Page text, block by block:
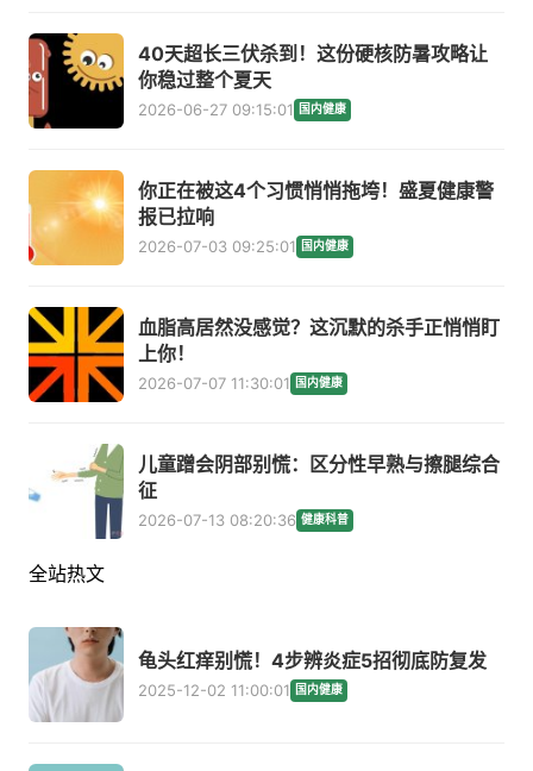
40天超长三伏杀到！这份硬核防暑攻略让
你稳过整个夏天
2026-06-27 09:15:01 国内健康
你正在被这4个习惯悄悄拖垮！盛夏健康警
报已拉响
2026-07-03 09:25:01 国内健康
血脂高居然没感觉？这沉默的杀手正悄悄盯
上你！
2026-07-07 11:30:01 国内健康
儿童蹭会阴部别慌：区分性早熟与擦腿综合
征
2026-07-13 08:20:36 健康科普
全站热文
龟头红痒别慌！4步辨炎症5招彻底防复发
2025-12-02 11:00:01 国内健康